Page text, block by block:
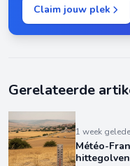
Claim jouw plek
Gerelateerde
1 week
Météo-